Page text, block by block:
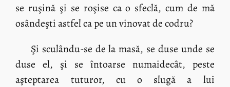
se ruşină şi se roşise ca o sfeclă, cum de mă
osândeşti astfel ca pe un vinovat de codru?
Şi sculându-se de la masă, se duse unde se
duse el, şi se întoarse numaidecât, peste
aşteptarea tuturor, cu o slugă a lui